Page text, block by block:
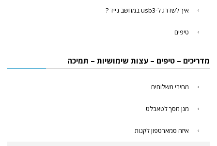
איך לשדרג ל-usb3 במחשב נייד ?
טיפים
מדריכים – טיפים – עצות שימושיות – תמיכה
מחירי משלוחים
מגן מסך לטאבלט
איזה סמארטפון לקנות